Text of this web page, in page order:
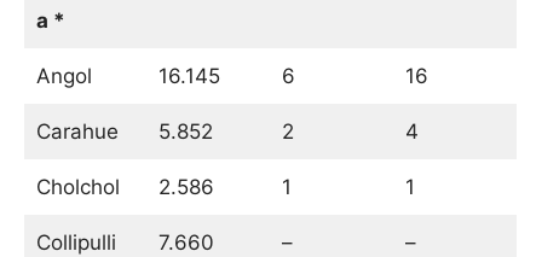
a *
Angol 16.145 6 16
Carahue 5.852 2 4
Cholchol 2.586 1 1
Collipulli 7.660 – –